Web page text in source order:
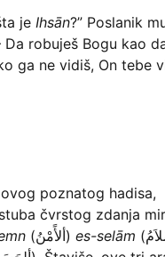
je Ihsān?” Poslanik
robuješ Bogu kao
ga ne vidiš, On tebe
poznatog hadisa,
čvrstog zdanja
(ألأًمْنُ) es-selām